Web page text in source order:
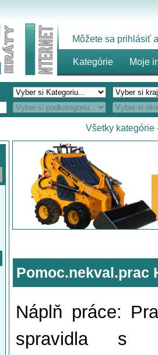
Môžete sa prihlásiť
Kategórie Moje
Všetky kategórie
Pomoc.nekval.prac
Náplň práce:
spravidla s